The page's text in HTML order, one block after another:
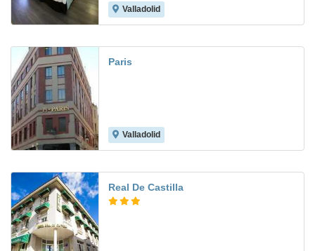
Valladolid
Paris
Valladolid
Real De Castilla